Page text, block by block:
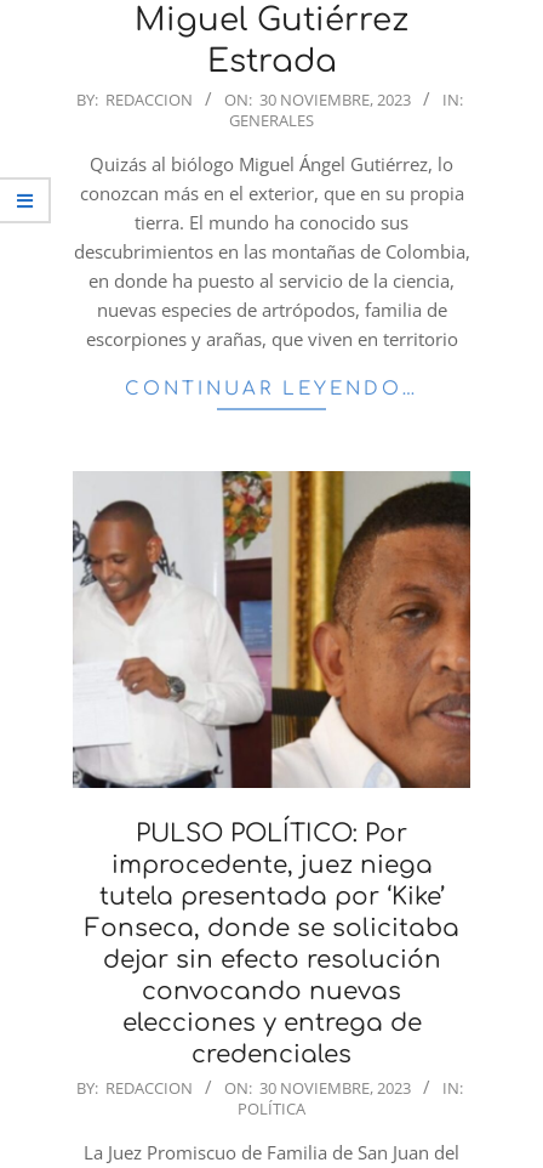
Miguel Gutiérrez
Estrada
2023-
30
BY: REDACCION ON: 30 NOVIEMBRE, 2023
IN:
GENERALES
Quizás al biólogo Miguel Ángel Gutiérrez, lo
conozcan más en el exterior, que en su propia
tierra. El mundo ha conocido sus
descubrimientos en las montañas de Colombia,
en donde ha puesto al servicio de la ciencia,
nuevas especies de artrópodos, familia de
escorpiones y arañas, que viven en territorio
CONTINUAR LEYENDO…
PULSO POLÍTICO: Por
improcedente, juez niega
tutela presentada por ‘Kike’
Fonseca, donde se solicitaba
dejar sin efecto resolución
convocando nuevas
elecciones y entrega de
credenciales
2023-
30
BY: REDACCION ON: 30 NOVIEMBRE, 2023
IN:
POLÍTICA
La Juez Promiscuo de Familia de San Juan del